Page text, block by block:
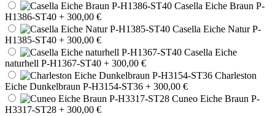
Casella Eiche Braun P-
H1386-ST40 + 300,00 €
Casella Eiche Natur P-
H1385-ST40 + 300,00 €
Casella Eiche
naturhell P-H1367-ST40 + 300,00 €
Charleston
Eiche Dunkelbraun P-H3154-ST36 + 300,00 €
Cuneo Eiche Braun P-
H3317-ST28 + 300,00 €